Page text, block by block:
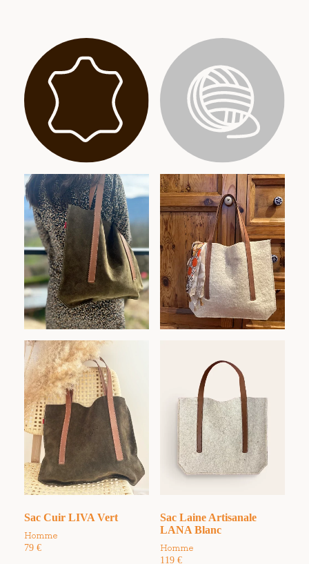
Sac Cuir LIVA Vert
Homme
79 €
Sac Laine Artisanale
LANA Blanc
Homme
119 €